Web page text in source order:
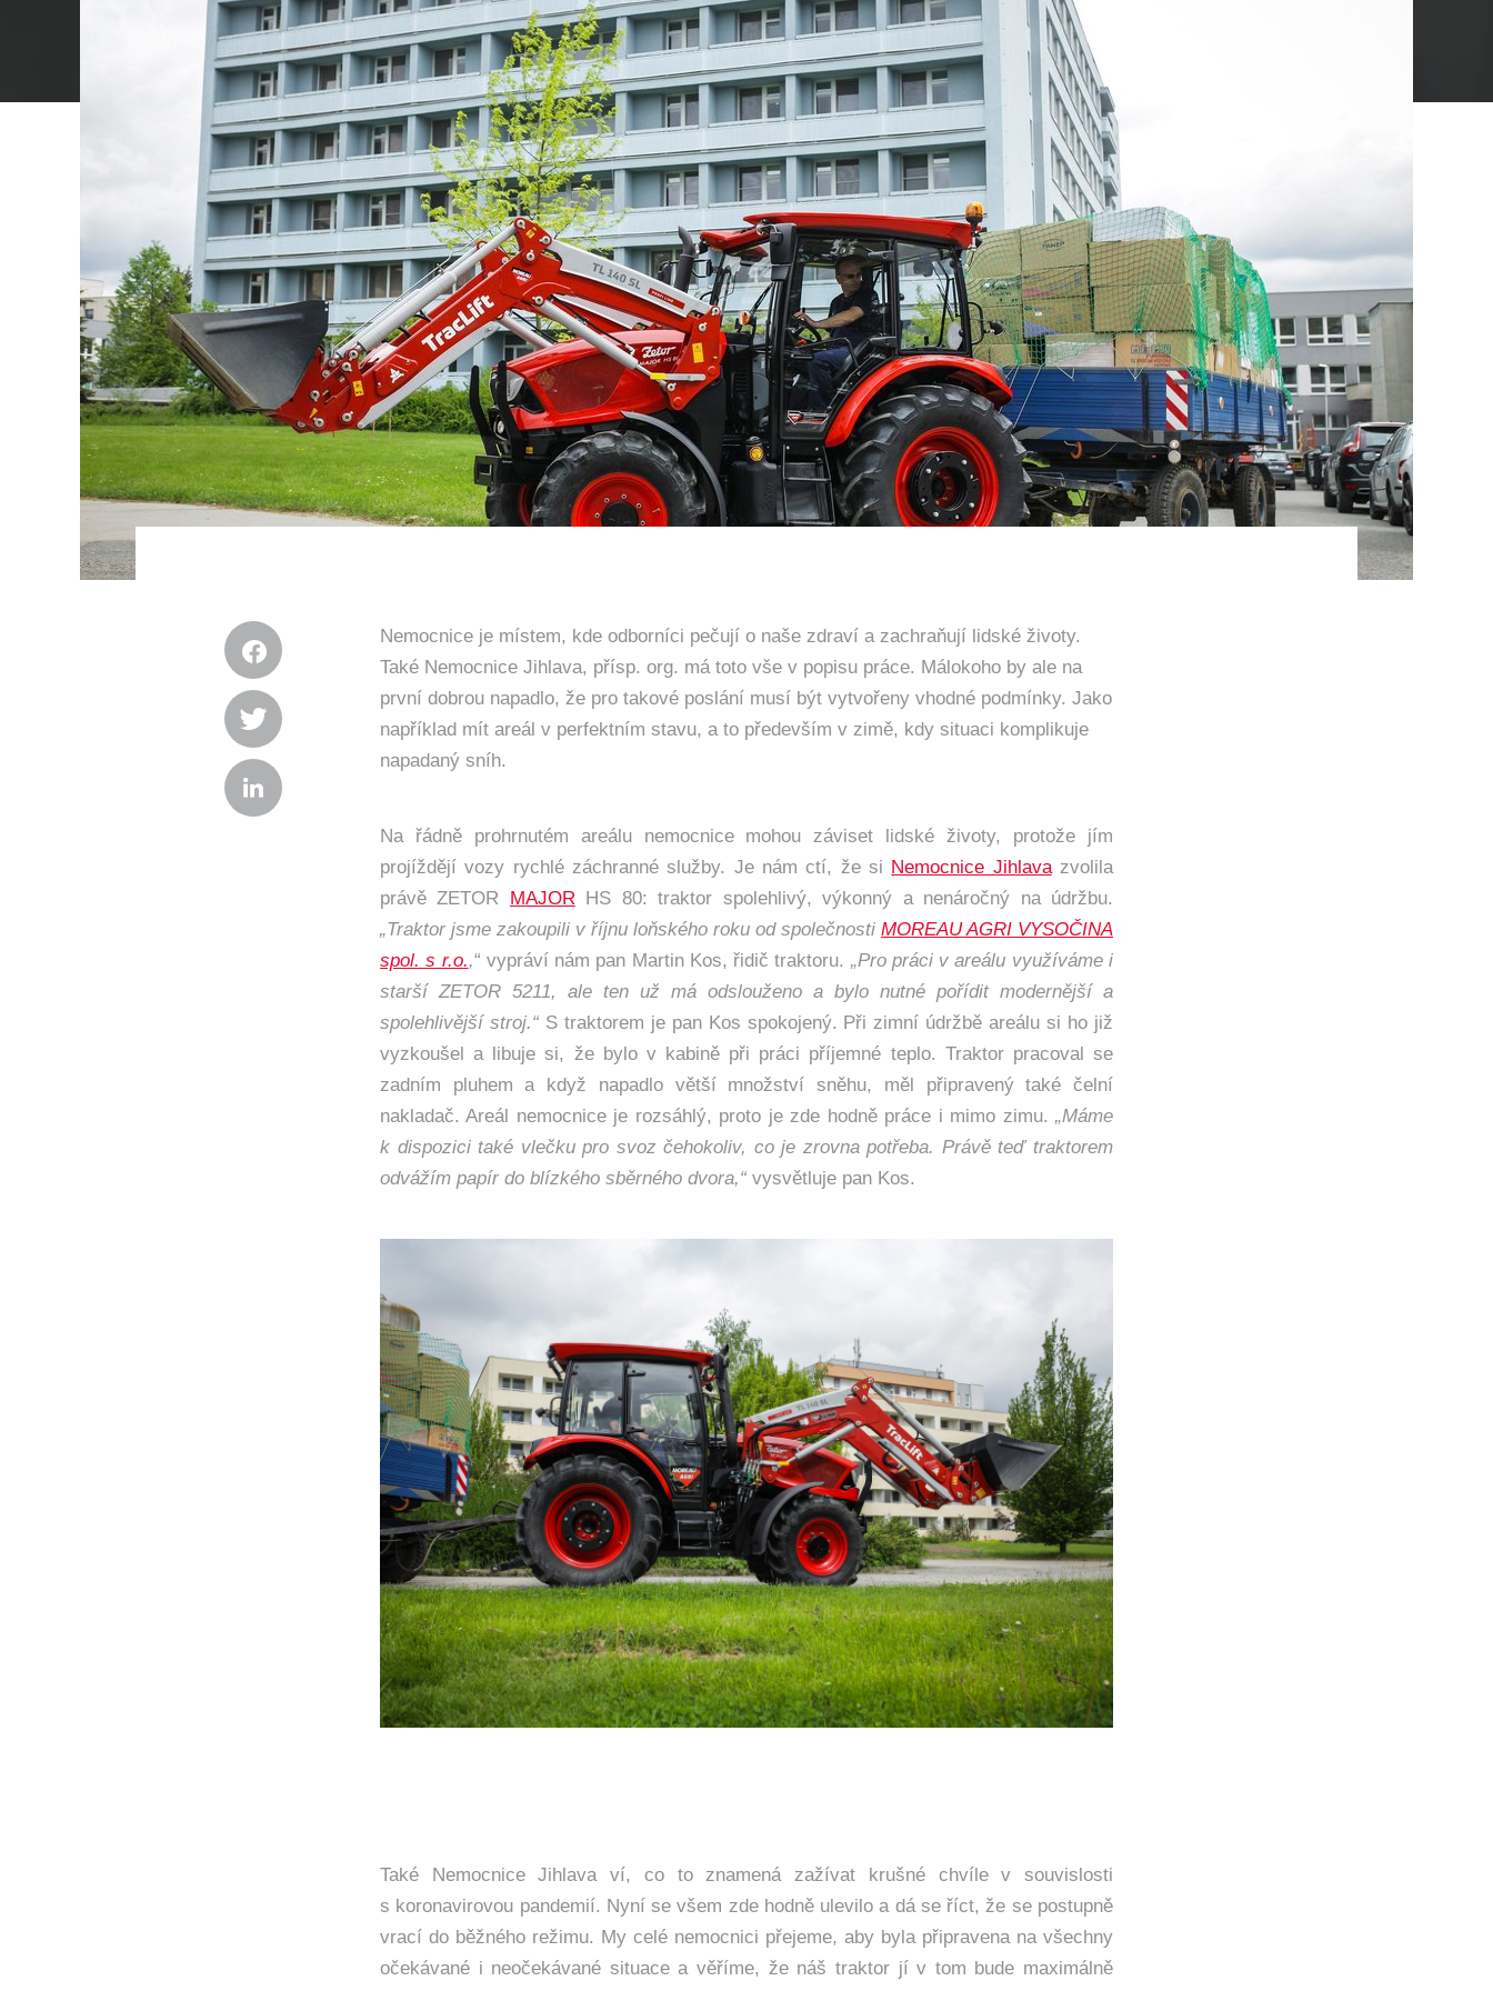
Nemocnice je místem, kde odborníci pečují o naše zdraví a zachraňují lidské životy.
Také Nemocnice Jihlava, přísp. org. má toto vše v popisu práce. Málokoho by ale na
první dobrou napadlo, že pro takové poslání musí být vytvořeny vhodné podmínky. Jako
například mít areál v perfektním stavu, a to především v zimě, kdy situaci komplikuje
napadaný sníh.
Na řádně prohrnutém areálu nemocnice mohou záviset lidské životy, protože jím
projíždějí vozy rychlé záchranné služby. Je nám ctí, že si Nemocnice Jihlavazvolila
právě ZETOR MAJORHS 80: traktor spolehlivý, výkonný a nenáročný na údržbu.
„Traktor jsme zakoupili v říjnu loňského roku od společnosti MOREAU AGRI VYSOČINA
spol. s r.o.,“ vypráví nám pan Martin Kos, řidič traktoru. „Pro práci v areálu využíváme i
starší ZETOR 5211, ale ten už má odslouženo a bylo nutné pořídit modernější a
spolehlivější stroj.“S traktorem je pan Kos spokojený. Při zimní údržbě areálu si ho již
vyzkoušel a libuje si, že bylo v kabině při práci příjemné teplo. Traktor pracoval se
zadním pluhem a když napadlo větší množství sněhu, měl připravený také čelní
nakladač. Areál nemocnice je rozsáhlý, proto je zde hodně práce i mimo zimu. „Máme
k dispozici také vlečku pro svoz čehokoliv, co je zrovna potřeba. Právě teď traktorem
odvážím papír do blízkého sběrného dvora,“ vysvětluje pan Kos.
Také Nemocnice Jihlava ví, co to znamená zažívat krušné chvíle v souvislosti
s koronavirovou pandemií. Nyní se všem zde hodně ulevilo a dá se říct, že se postupně
vrací do běžného režimu. My celé nemocnici přejeme, aby byla připravena na všechny
očekávané i neočekávané situace a věříme, že náš traktor jí v tom bude maximálně